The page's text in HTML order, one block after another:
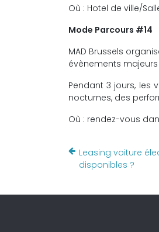
Où : Hotel de ville/
Mode Parcours #14
MAD Brussels
évènements
Pendant 3 jours, les
nocturnes, des
Où : rendez-vous
Leasing voiture
disponibles ?